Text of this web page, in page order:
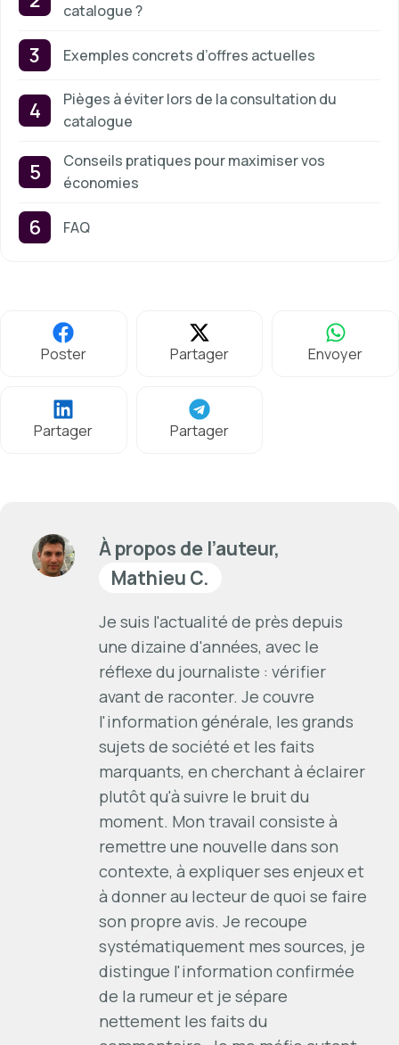
catalogue ?
Exemples concrets d’offres actuelles
Pièges à éviter lors de la consultation du
catalogue
Conseils pratiques pour maximiser vos
économies
FAQ
Poster Partager Envoyer
Partager Partager
À propos de l’auteur,
Mathieu C.
Je suis l'actualité de près depuis
une dizaine d'années, avec le
réflexe du journaliste : vérifier
avant de raconter. Je couvre
l'information générale, les grands
sujets de société et les faits
marquants, en cherchant à éclairer
plutôt qu'à suivre le bruit du
moment. Mon travail consiste à
remettre une nouvelle dans son
contexte, à expliquer ses enjeux et
à donner au lecteur de quoi se faire
son propre avis. Je recoupe
systématiquement mes sources, je
distingue l'information confirmée
de la rumeur et je sépare
nettement les faits du